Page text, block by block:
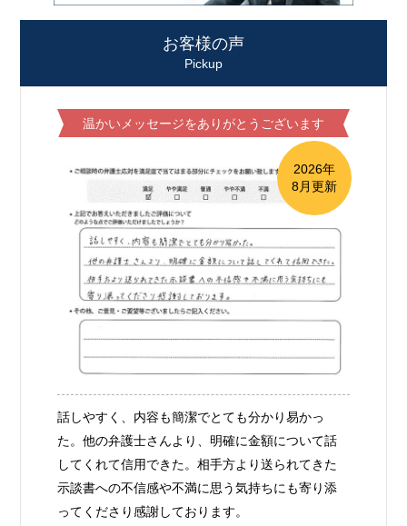
お客様の声
Pickup
温かいメッセージをありがとうございます
2026年
8月更新
話しやすく、内容も簡潔でとても分かり易かっ
た。他の弁護士さんより、明確に金額について話
してくれて信用できた。相手方より送られてきた
示談書への不信感や不満に思う気持ちにも寄り添
ってくださり感謝しております。